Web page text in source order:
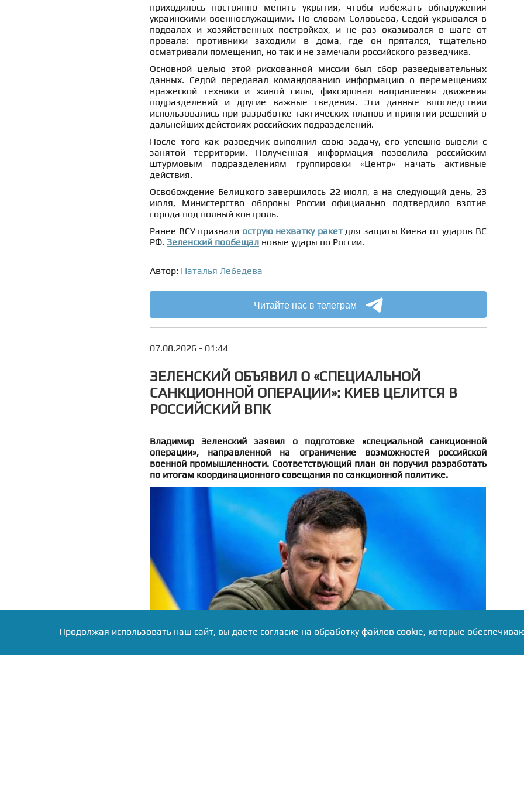
приходилось постоянно менять укрытия, чтобы избежать обнаружения
украинскими военнослужащими. По словам Соловьева, Седой укрывался в
подвалах и хозяйственных постройках, и не раз оказывался в шаге от
провала: противники заходили в дома, где он прятался, тщательно
осматривали помещения, но так и не замечали российского разведчика.
Основной целью этой рискованной миссии был сбор разведывательных
данных. Седой передавал командованию информацию о перемещениях
вражеской техники и живой силы, фиксировал направления движения
подразделений и другие важные сведения. Эти данные впоследствии
использовались при разработке тактических планов и принятии решений о
дальнейших действиях российских подразделений.
После того как разведчик выполнил свою задачу, его успешно вывели с
занятой территории. Полученная информация позволила российским
штурмовым подразделениям группировки «Центр» начать активные
действия.
Освобождение Белицкого завершилось 22 июля, а на следующий день, 23
июля, Министерство обороны России официально подтвердило взятие
города под полный контроль.
Ранее ВСУ признали острую нехватку ракетдля защиты Киева от ударов ВС
РФ. Зеленский пообещал новые удары по России.
Автор: Наталья Лебедева
Читайте нас в телеграм
07.08.2026 - 01:44
ЗЕЛЕНСКИЙ ОБЪЯВИЛ О «СПЕЦИАЛЬНОЙ
САНКЦИОННОЙ ОПЕРАЦИИ»: КИЕВ ЦЕЛИТСЯ В
РОССИЙСКИЙ ВПК
Владимир Зеленский заявил о подготовке «специальной санкционной
операции», направленной на ограничение возможностей российской
военной промышленности. Соответствующий план он поручил разработать
по итогам координационного совещания по санкционной политике.
Продолжая использовать наш сайт, вы даете согласие на обработку файлов cookie, которые